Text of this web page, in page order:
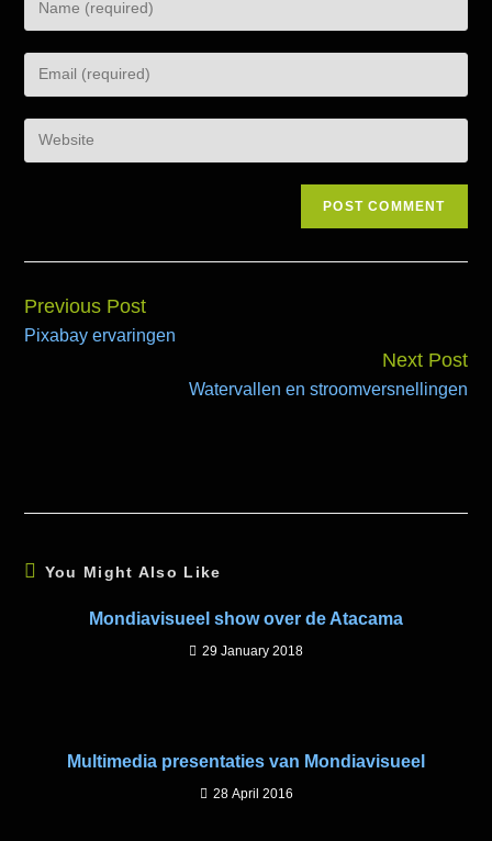
Continue
Reading
Previous Post
Pixabay ervaringen
Next Post
Watervallen en stroomversnellingen
You Might Also Like
Mondiavisueel show over de Atacama
29 January 2018
Multimedia presentaties van Mondiavisueel
28 April 2016